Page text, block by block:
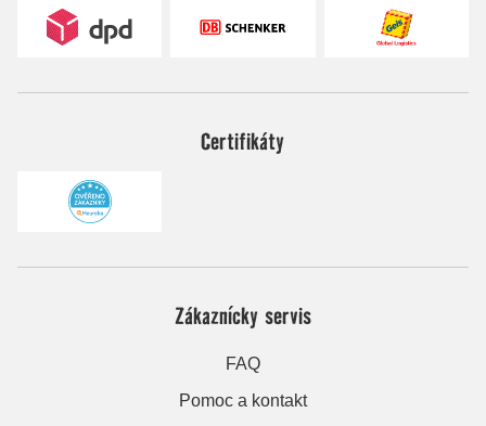
Certifikáty
Zákaznícky servis
FAQ
Pomoc a kontakt